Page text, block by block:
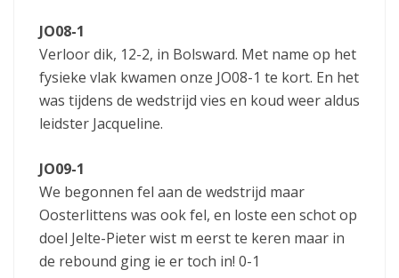
JO08-1
Verloor dik, 12-2, in Bolsward. Met name op het
fysieke vlak kwamen onze JO08-1 te kort. En het
was tijdens de wedstrijd vies en koud weer aldus
leidster Jacqueline.
JO09-1
We begonnen fel aan de wedstrijd maar
Oosterlittens was ook fel, en loste een schot op
doel Jelte-Pieter wist m eerst te keren maar in
de rebound ging ie er toch in! 0-1